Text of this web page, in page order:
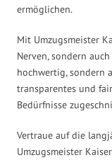
ermöglichen.
Mit Umzugsmeister
Nerven, sondern
hochwertig, sondern
transparentes und
Bedürfnisse
Vertraue auf die
Umzugsmeister